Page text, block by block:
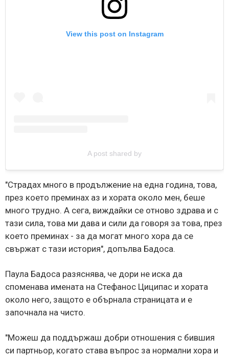
View this post on Instagram
A post shared by
"Страдах много в продължение на една година, това,
през което преминах аз и хората около мен, беше
много трудно. А сега, виждайки се отново здрава и с
тази сила, това ми дава и сили да говоря за това, през
което преминах - за да могат много хора да се
свържат с тази история", допълва Бадоса.
Паула Бадоса разяснява, че дори не иска да
споменава имената на Стефанос Циципас и хората
около него, защото е обърнала страницата и е
започнала на чисто.
"Можеш да поддържаш добри отношения с бившия
си партньор, когато става въпрос за нормални хора и